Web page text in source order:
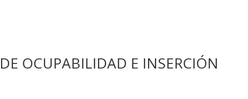
OCUPABILIDAD E INSERCIÓN